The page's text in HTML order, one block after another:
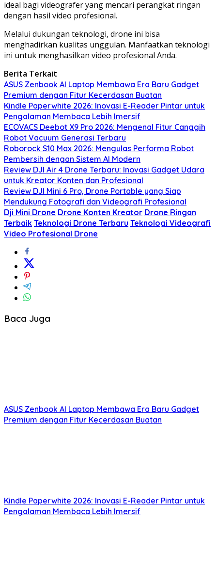
ideal bagi videografer yang mencari perangkat ringan
dengan hasil video profesional.
Melalui dukungan teknologi, drone ini bisa
menghadirkan kualitas unggulan. Manfaatkan teknologi
ini untuk menghasilkan video profesional Anda.
Berita Terkait
ASUS Zenbook AI Laptop Membawa Era Baru Gadget
Premium dengan Fitur Kecerdasan Buatan
Kindle Paperwhite 2026: Inovasi E-Reader Pintar untuk
Pengalaman Membaca Lebih Imersif
ECOVACS Deebot X9 Pro 2026: Mengenal Fitur Canggih
Robot Vacuum Generasi Terbaru
Roborock S10 Max 2026: Mengulas Performa Robot
Pembersih dengan Sistem AI Modern
Review DJI Air 4 Drone Terbaru: Inovasi Gadget Udara
untuk Kreator Konten dan Profesional
Review DJI Mini 6 Pro, Drone Portable yang Siap
Mendukung Fotografi dan Videografi Profesional
Dji Mini Drone Drone Konten Kreator Drone Ringan
Terbaik Teknologi Drone Terbaru Teknologi Videografi
Video Profesional Drone
Baca Juga
ASUS Zenbook AI Laptop Membawa Era Baru Gadget
Premium dengan Fitur Kecerdasan Buatan
Kindle Paperwhite 2026: Inovasi E-Reader Pintar untuk
Pengalaman Membaca Lebih Imersif